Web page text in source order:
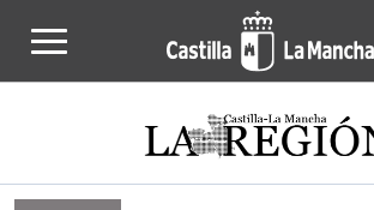
Noticias de la región de